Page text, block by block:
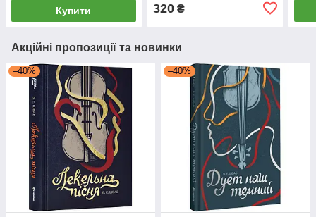
Купити 320₴
Акційні пропозиції та новинки
–40% –40%